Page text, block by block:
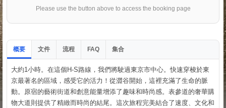
Please use the button above to access the booking page
概要 文件 流程 FAQ 集合
大約1小時。在這個H-S路線，我們將駛過東京市中心。快速穿梭於東
京最著名的區域，感受它的活力！從澀谷開始，這裡充滿了生命的脈
動。原宿的藝術街道和創意能量增添了趣味和時尚感。表參道的奢華購
物大道則提供了精緻而時尚的結尾。這次旅程完美結合了速度、文化和